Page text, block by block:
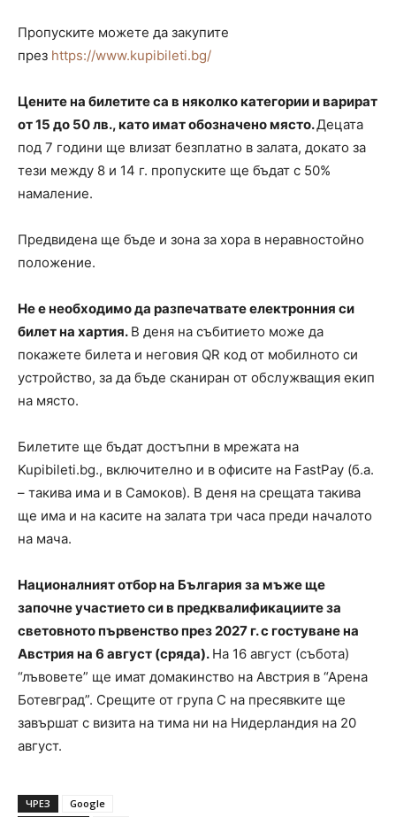
Пропуските можете да закупите
през https://www.kupibileti.bg/
Цените на билетите са в няколко категории и варират
от 15 до 50 лв., като имат обозначено място.Децата
под 7 години ще влизат безплатно в залата, докато за
тези между 8 и 14 г. пропуските ще бъдат с 50%
намаление.
Предвидена ще бъде и зона за хора в неравностойно
положение.
Не е необходимо да разпечатвате електронния си
билет на хартия. В деня на събитието може да
покажете билета и неговия QR код от мобилното си
устройство, за да бъде сканиран от обслужващия екип
на място.
Билетите ще бъдат достъпни в мрежата на
Kupibileti.bg., включително и в офисите на FastPay (б.а.
– такива има и в Самоков). В деня на срещата такива
ще има и на касите на залата три часа преди началото
на мача.
Националният отбор на България за мъже ще
започне участието си в предквалификациите за
световното първенство през 2027 г. с гостуване на
Австрия на 6 август (сряда). На 16 август (събота)
“лъвовете” ще имат домакинство на Австрия в “Арена
Ботевград”. Срещите от група C на пресявките ще
завършат с визита на тима ни на Нидерландия на 20
август.
ЧРЕЗ Google